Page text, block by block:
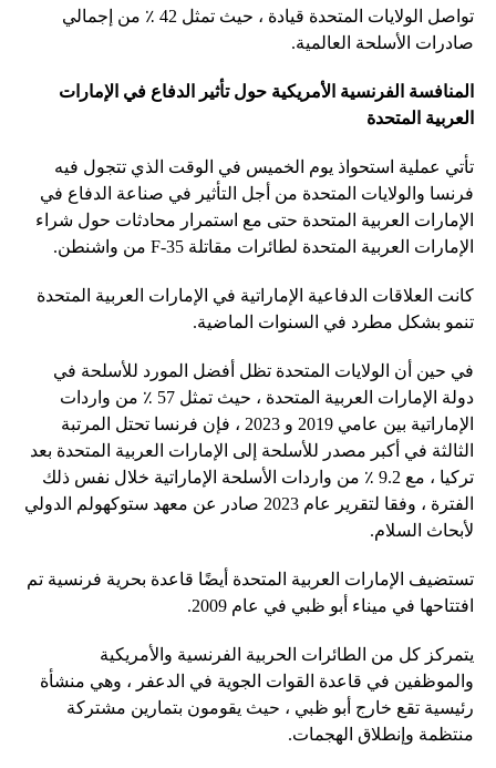
تواصل الولايات المتحدة قيادة ، حيث تمثل 42 ٪ من إجمالي
صادرات الأسلحة العالمية.
المنافسة الفرنسية الأمريكية حول تأثير الدفاع في الإمارات
العربية المتحدة
تأتي عملية استحواذ يوم الخميس في الوقت الذي تتجول فيه
فرنسا والولايات المتحدة من أجل التأثير في صناعة الدفاع في
الإمارات العربية المتحدة حتى مع استمرار محادثات حول شراء
الإمارات العربية المتحدة لطائرات مقاتلة F-35 من واشنطن.
كانت العلاقات الدفاعية الإماراتية في الإمارات العربية المتحدة
تنمو بشكل مطرد في السنوات الماضية.
في حين أن الولايات المتحدة تظل أفضل المورد للأسلحة في
دولة الإمارات العربية المتحدة ، حيث تمثل 57 ٪ من واردات
الإماراتية بين عامي 2019 و 2023 ، فإن فرنسا تحتل المرتبة
الثالثة في أكبر مصدر للأسلحة إلى الإمارات العربية المتحدة بعد
تركيا ، مع 9.2 ٪ من واردات الأسلحة الإماراتية خلال نفس ذلك
الفترة ، وفقا لتقرير عام 2023 صادر عن معهد ستوكهولم الدولي
لأبحاث السلام.
تستضيف الإمارات العربية المتحدة أيضًا قاعدة بحرية فرنسية تم
افتتاحها في ميناء أبو ظبي في عام 2009.
يتمركز كل من الطائرات الحربية الفرنسية والأمريكية
والموظفين في قاعدة القوات الجوية في الدعفر ، وهي منشأة
رئيسية تقع خارج أبو ظبي ، حيث يقومون بتمارين مشتركة
منتظمة وإنطلاق الهجمات.